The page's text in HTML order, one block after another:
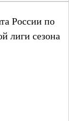
России по
лиги сезона